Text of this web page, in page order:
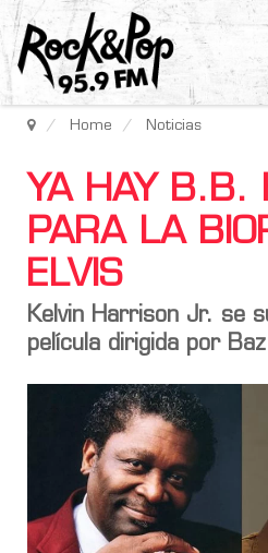
Home Noticias
YA HAY B.B.
PARA LA
ELVIS
Kelvin Harrison Jr. se
película dirigida por